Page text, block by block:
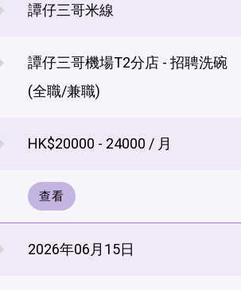
譚仔三哥米線
譚仔三哥機場T2分店 - 招聘洗碗
(全職/兼職)
HK$20000 - 24000 / 月
查看
2026年06月15日